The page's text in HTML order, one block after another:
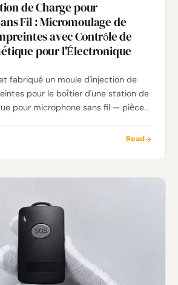
de Charge pour
Fil : Micromoulage de
avec Contrôle de
pour l'Électronique
fabriqué un moule d'injection de
pour le boîtier d'une station de
pour microphone sans fil — pièce
A exigeant zéro retassure, zéro
optimisé du point
conforme, un polissage
d'électronique grand public.
Read